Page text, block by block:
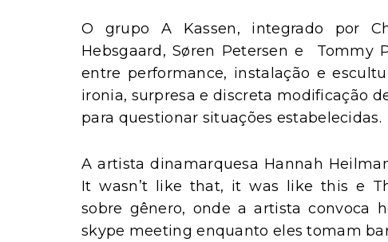
O grupo A Kassen, integrado por
Hebsgaard, Søren Petersen e Tommy
entre performance, instalação e
ironia, surpresa e discreta modificação
para questionar situações estabelecidas.
A artista dinamarquesa Hannah
It wasn’t like that, it was like this e
sobre gênero, onde a artista convoca
skype meeting enquanto eles tomam